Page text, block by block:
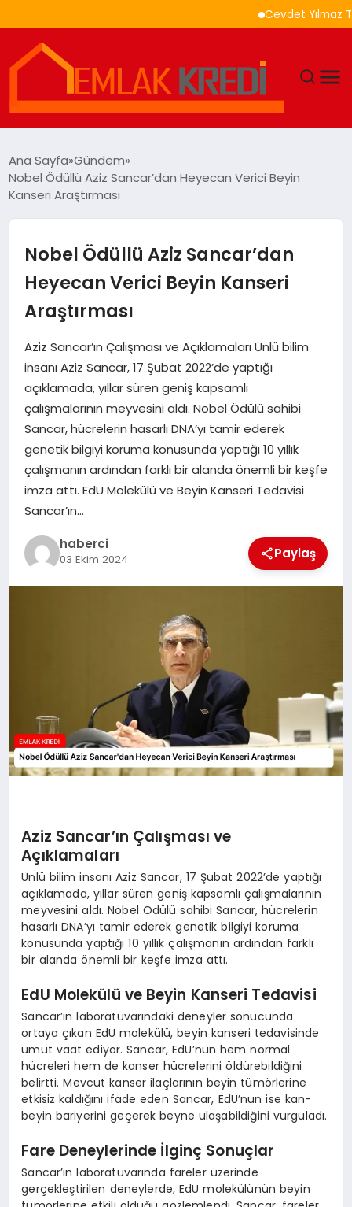
Cevdet Yılmaz
EKONOMI
MAGAZIN
SAĞLIK
SIYASET
SPOR
TEKNOLOJI
YAŞAM
Ana Sayfa Gündem
Nobel Ödüllü Aziz Sancar’dan Heyecan Verici Beyin
Kanseri Araştırması
Nobel Ödüllü Aziz Sancar’dan
Heyecan Verici Beyin Kanseri
Araştırması
Aziz Sancar’ın Çalışması ve Açıklamaları Ünlü bilim
insanı Aziz Sancar, 17 Şubat 2022’de yaptığı
açıklamada, yıllar süren geniş kapsamlı
çalışmalarının meyvesini aldı. Nobel Ödülü sahibi
Sancar, hücrelerin hasarlı DNA’yı tamir ederek
genetik bilgiyi koruma konusunda yaptığı 10 yıllık
çalışmanın ardından farklı bir alanda önemli bir keşfe
imza attı. EdU Molekülü ve Beyin Kanseri Tedavisi
Sancar’ın…
haberci
03 Ekim 2024 Paylaş
Aziz Sancar’ın Çalışması ve
Açıklamaları
Ünlü bilim insanı Aziz Sancar, 17 Şubat 2022’de yaptığı
açıklamada, yıllar süren geniş kapsamlı çalışmalarının
meyvesini aldı. Nobel Ödülü sahibi Sancar, hücrelerin
hasarlı DNA’yı tamir ederek genetik bilgiyi koruma
konusunda yaptığı 10 yıllık çalışmanın ardından farklı
bir alanda önemli bir keşfe imza attı.
EdU Molekülü ve Beyin Kanseri Tedavisi
Sancar’ın laboratuvarındaki deneyler sonucunda
ortaya çıkan EdU molekülü, beyin kanseri tedavisinde
umut vaat ediyor. Sancar, EdU’nun hem normal
hücreleri hem de kanser hücrelerini öldürebildiğini
belirtti. Mevcut kanser ilaçlarının beyin tümörlerine
etkisiz kaldığını ifade eden Sancar, EdU’nun ise kan-
beyin bariyerini geçerek beyne ulaşabildiğini vurguladı.
Fare Deneylerinde İlginç Sonuçlar
Sancar’ın laboratuvarında fareler üzerinde
gerçekleştirilen deneylerde, EdU molekülünün beyin